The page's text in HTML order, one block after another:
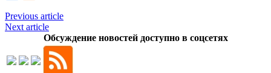
Previous article
Next article
Обсуждение новостей доступно в соцсетях